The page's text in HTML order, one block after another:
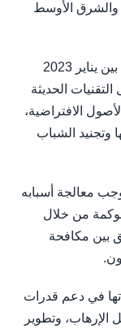
والشرق الأوسط
وأوضح التقرير، الذي يغطي أنشطة المنظمة بين يناير 2023
التقنيات الحديثة
الافتراضية،
وتجنيد الشباب
معالجة أسبابه
من خلال
بين مكافحة
في دعم قدرات
الإرهاب، وتطوير